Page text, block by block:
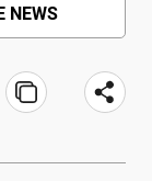
NEWS